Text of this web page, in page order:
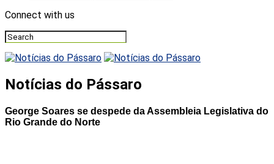
Connect with us
Notícias do Pássaro
George Soares se despede da Assembleia Legislativa do
Rio Grande do Norte